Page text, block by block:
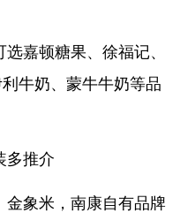
嘉顿糖果、徐福记、
牛奶、蒙牛牛奶等品
多推介
金象米，南康自有品牌